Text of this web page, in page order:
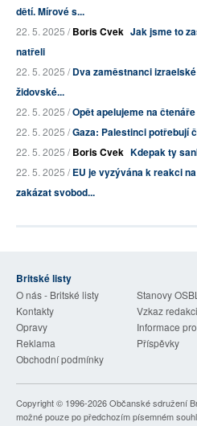
dětí. Mírové s...
22. 5. 2025 /Boris Cvek Jak jsme to
natřeli
22. 5. 2025 /Dva zaměstnanci
židovské...
22. 5. 2025 /Opět apelujeme na
22. 5. 2025 /Gaza: Palestinci potřebují
22. 5. 2025 /Boris Cvek Kdepak ty
22. 5. 2025 /EU je vyzývána k reakci
zakázat svobod...
Britské listy
O nás - Britské listy
Stanovy OSBL
Kontakty
Vzkaz redakci
Opravy
Informace
Reklama
Příspěvky
Obchodní podmínky
Copyright © 1996-2026Občanské sdružení
možné pouze po předchozím písemném